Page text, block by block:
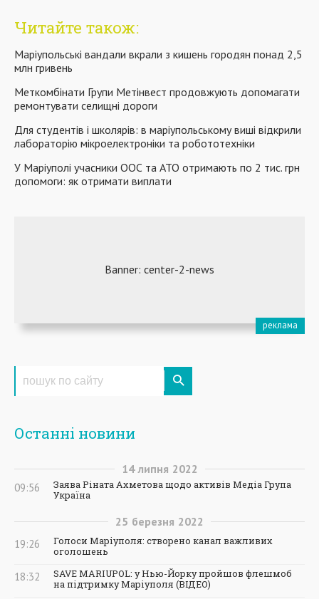
Читайте також:
Маріупольські вандали вкрали з кишень городян понад 2,5
млн гривень
Меткомбінати Групи Метінвест продовжують допомагати
ремонтувати селищні дороги
Для студентів і школярів: в маріупольському виші відкрили
лабораторію мікроелектроніки та робототехніки
У Маріуполі учасники ООС та АТО отримають по 2 тис. грн
допомоги: як отримати виплати
Останні новини
14 липня 2022
09:56
Заява Ріната Ахметова щодо активів Медіа Група
Україна
25 березня 2022
19:26
Голоси Маріуполя: створено канал важливих
оголошень
18:32
SAVE MARIUPOL: у Нью-Йорку пройшов флешмоб
на підтримку Маріуполя (ВІДЕО)